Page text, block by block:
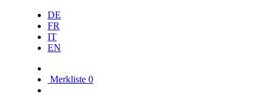
DE
FR
IT
EN
Merkliste 0